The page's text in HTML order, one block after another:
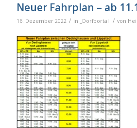
Neuer Fahrplan – ab
16. Dezember 2022 / in _Dorfportal / von